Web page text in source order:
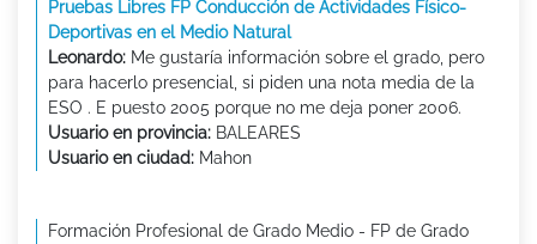
Pruebas Libres FP Conducción de Actividades Físico-
Deportivas en el Medio Natural
Leonardo: Me gustaría información sobre el grado, pero
para hacerlo presencial, si piden una nota media de la
ESO . E puesto 2005 porque no me deja poner 2006.
Usuario en provincia: BALEARES
Usuario en ciudad: Mahon
Formación Profesional de Grado Medio - FP de Grado